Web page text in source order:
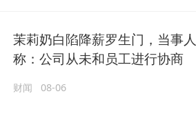
茉莉奶白陷降薪罗生门，当事人
称：公司从未和员工进行协商
财闻 08-06